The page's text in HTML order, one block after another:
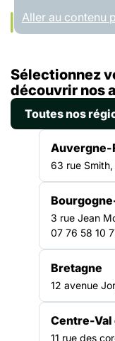
Panneau de gestion
Aller au contenu
Toutes les catégories
30.03.26
Bonjour tout le
Bienvenue sur
Modifiez-le ou
Lire la suite
ALLER PLUS
La force
Sélectionnez
découvrir nos
Toutes nos
Auvergne-
63 rue
3 rue Jean
07 76 58 10
Bretagne
12 avenue
Centre-Val
11 rue des